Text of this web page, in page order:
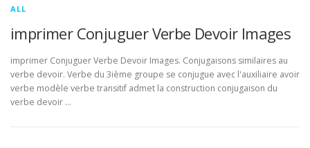
ALL
imprimer Conjuguer Verbe Devoir Images
imprimer Conjuguer Verbe Devoir Images. Conjugaisons similaires au
verbe devoir. Verbe du 3ième groupe se conjugue avec l'auxiliaire avoir
verbe modèle verbe transitif admet la construction conjugaison du
verbe devoir …